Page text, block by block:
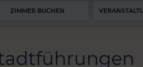
ZIMMER BUCHEN